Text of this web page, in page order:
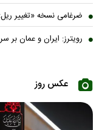
ضرغامی نسخه «تغییر
رویترز: ایران و عمان بر
عکس روز